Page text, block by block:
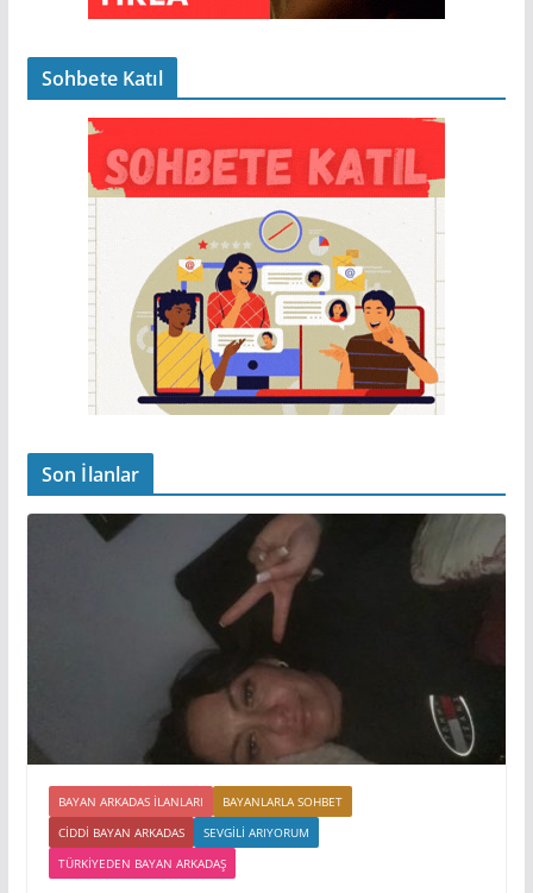
Sohbete Katıl
Son İlanlar
BAYAN ARKADAS ILANLARI
BAYANLARLA SOHBET
CIDDI BAYAN ARKADAS
SEVGILI ARIYORUM
TÜRKIYEDEN BAYAN ARKADAŞ